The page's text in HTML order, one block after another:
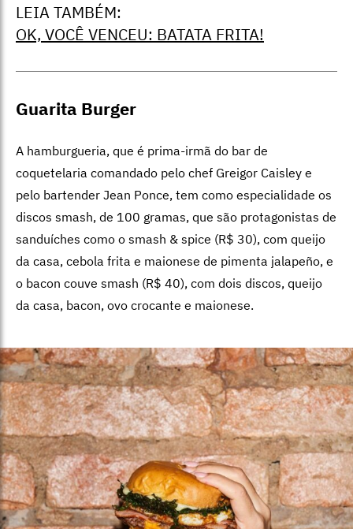
LEIA TAMBÉM:
OK, VOCÊ VENCEU: BATATA FRITA!
Guarita Burger
A hamburgueria, que é prima-irmã do bar de
coquetelaria comandado pelo chef Greigor Caisley e
pelo bartender Jean Ponce, tem como especialidade os
discos smash, de 100 gramas, que são protagonistas de
sanduíches como o smash & spice (R$ 30), com queijo
da casa, cebola frita e maionese de pimenta jalapeño, e
o bacon couve smash (R$ 40), com dois discos, queijo
da casa, bacon, ovo crocante e maionese.